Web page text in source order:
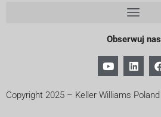
Obserwuj nas
Copyright 2025 – Keller Williams Poland